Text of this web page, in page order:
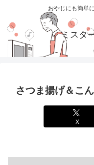
おやじにも簡単
ミスタ
さつま揚げ＆こ
X